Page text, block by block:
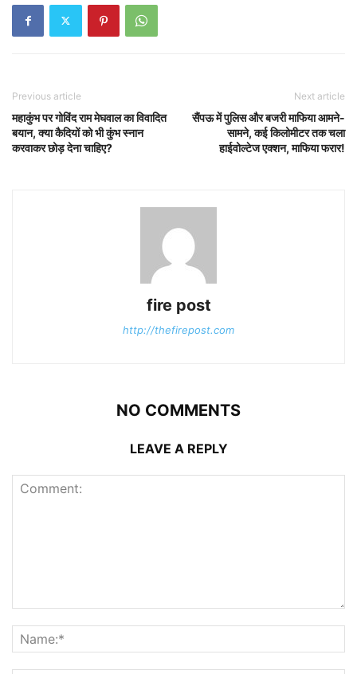
Previous article
महाकुंभ पर गोविंद राम मेघवाल का विवादित
बयान, क्या कैदियों को भी कुंभ स्नान
करवाकर छोड़ देना चाहिए?
Next article
सैंपऊ में पुलिस और बजरी माफिया आमने-
सामने, कई किलोमीटर तक चला
हाईवोल्टेज एक्शन, माफिया फरार!
fire post
http://thefirepost.com
NO COMMENTS
LEAVE A REPLY